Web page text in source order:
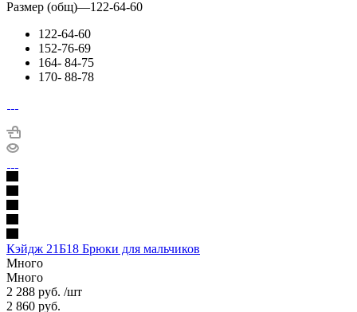
Размер (общ)—122-64-60
122-64-60
152-76-69
164- 84-75
170- 88-78
Кэйдж 21Б18 Брюки для мальчиков
Много
Много
2 288 руб. /шт
2 860 руб.